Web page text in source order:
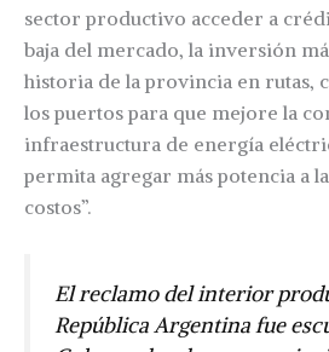
sector productivo acceder a
baja del mercado, la inversión
historia de la provincia en rutas,
los puertos para que mejore la
infraestructura de energía
permita agregar más potencia a
costos”.
El reclamo del interior
República Argentina fue